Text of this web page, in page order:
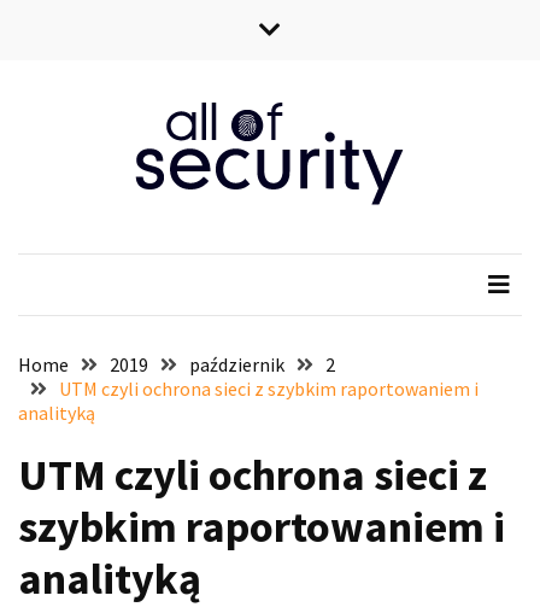
All of security
Home 2019 październik
2
UTM czyli ochrona sieci z szybkim raportowaniem i
analityką
UTM czyli ochrona sieci z
szybkim raportowaniem i
analityką